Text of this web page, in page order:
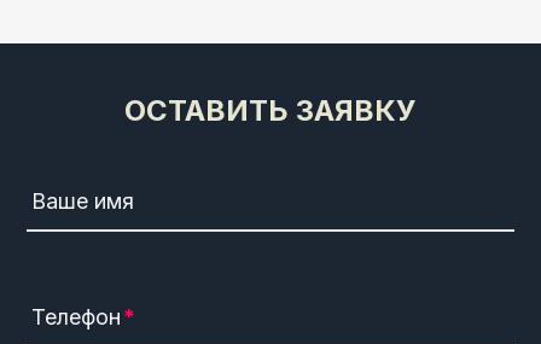
ОСТАВИТЬ ЗАЯВКУ
Ваше имя
Телефон